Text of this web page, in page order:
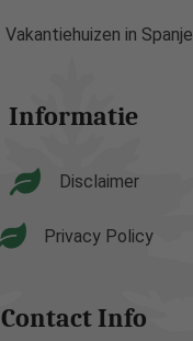
Vakantiehuizen in Spanje
Informatie
Disclaimer
Privacy Policy
Contact Info